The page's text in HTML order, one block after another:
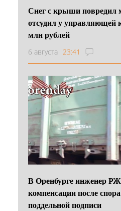
Снег с крыши повредил
отсудил у управляющей
млн рублей
6 августа 23:41
В Оренбурге инженер
компенсации после
поддельной подписи